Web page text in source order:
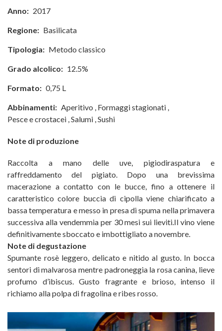
Anno: 2017
Regione: Basilicata
Tipologia: Metodo classico
Grado alcolico: 12.5%
Formato: 0,75 L
Abbinamenti: Aperitivo , Formaggi stagionati ,
Pesce e crostacei ,Salumi ,Sushi
Note di produzione
Raccolta a mano delle uve, pigiodiraspatura e
raffreddamento del pigiato. Dopo una brevissima
macerazione a contatto con le bucce, fino a ottenere il
caratteristico colore buccia di cipolla viene chiarificato a
bassa temperatura e messo in presa di spuma nella primavera
successiva alla vendemmia per 30 mesi sui lieviti.Il vino viene
definitivamente sboccato e imbottigliato a novembre.
Note di degustazione
Spumante rosè leggero, delicato e nitido al gusto. In bocca
sentori di malvarosa mentre padroneggia la rosa canina, lieve
profumo d’ibiscus. Gusto fragrante e brioso, intenso il
richiamo alla polpa di fragolina e ribes rosso.